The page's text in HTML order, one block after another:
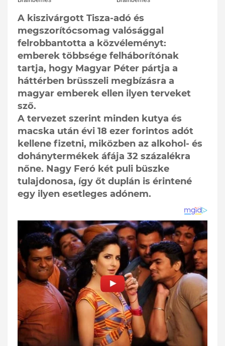
A kiszivárgott Tisza-adó és
megszorítócsomag valósággal
felrobbantotta a közvéleményt:
emberek többsége felháborítónak
tartja, hogy Magyar Péter pártja a
háttérben brüsszeli megbízásra a
magyar emberek ellen ilyen terveket
sző.
A tervezet szerint minden kutya és
macska után évi 18 ezer forintos adót
kellene fizetni, miközben az alkohol- és
dohánytermékek áfája 32 százalékra
nőne. Nagy Feró két puli büszke
tulajdonosa, így őt duplán is érintené
egy ilyen esetleges adónem.